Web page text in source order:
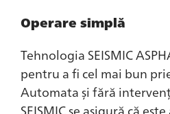
Operare simplă
Tehnologia SEISMIC
pentru a fi cel mai bun
Automata și fără
SEISMIC se asigură că